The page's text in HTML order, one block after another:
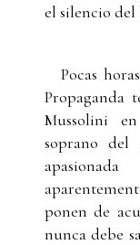
el silencio del
Pocas
Propaganda
Mussolini
soprano del
ponen de
nunca debe